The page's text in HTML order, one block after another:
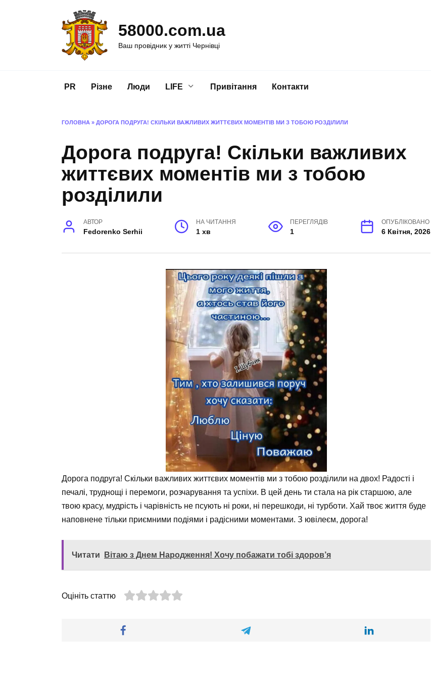
58000.com.ua
Ваш провідник у житті Чернівці
PR Різне Люди LIFE Привітання Контакти
ГОЛОВНА » ДОРОГА ПОДРУГА! СКІЛЬКИ ВАЖЛИВИХ ЖИТТЄВИХ МОМЕНТІВ МИ З ТОБОЮ РОЗДІЛИЛИ
Дорога подруга! Скільки важливих
життєвих моментів ми з тобою
розділили
АВТОР
Fedorenko Serhii
НА ЧИТАННЯ
1 хв
ПЕРЕГЛЯДІВ
1
ОПУБЛІКОВАНО
6 Квітня, 2026
Дорога подруга! Скільки важливих життєвих моментів ми з тобою розділили на двох! Радості і
печалі, труднощі і перемоги, розчарування та успіхи. В цей день ти стала на рік старшою, але
твою красу, мудрість і чарівність не псують ні роки, ні перешкоди, ні турботи. Хай твоє життя буде
наповнене тільки приємними подіями і радісними моментами. З ювілеєм, дорога!
Читати Вітаю з Днем Народження! Хочу побажати тобі здоров’я
Оцініть статтю